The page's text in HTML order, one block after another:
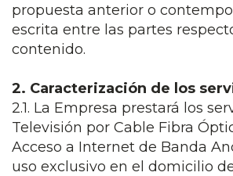
propuesta anterior o
escrita entre las partes
contenido.
2. Caracterización de los
2.1. La Empresa prestará los
Televisión por Cable Fibra
Acceso a Internet de Banda
uso exclusivo en el domicilio